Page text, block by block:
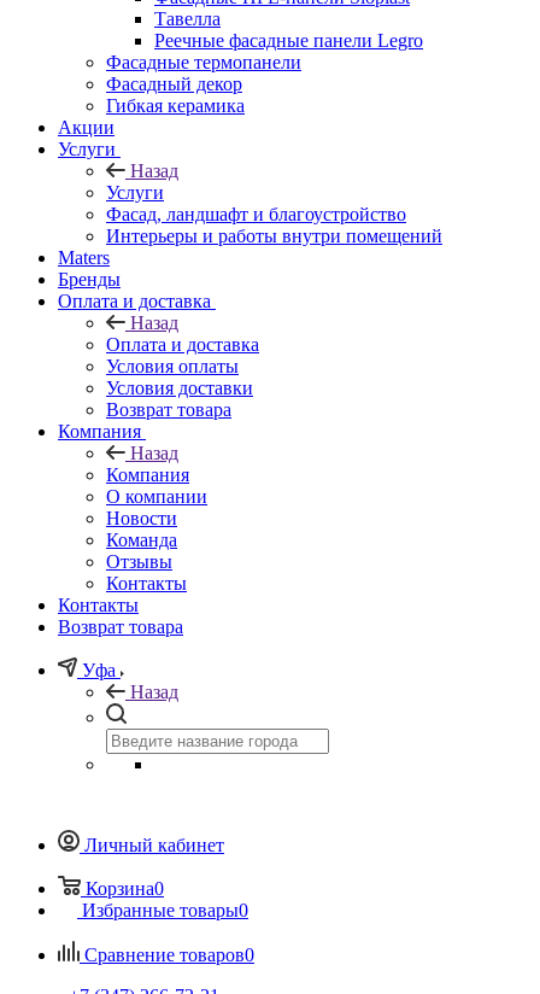
Тавелла
Реечные фасадные панели Legro
Фасадные термопанели
Фасадный декор
Гибкая керамика
Акции
Услуги
Назад
Услуги
Фасад, ландшафт и благоустройство
Интерьеры и работы внутри помещений
Maters
Бренды
Оплата и доставка
Назад
Оплата и доставка
Условия оплаты
Условия доставки
Возврат товара
Компания
Назад
Компания
О компании
Новости
Команда
Отзывы
Контакты
Контакты
Возврат товара
Уфа
Назад
Личный кабинет
Корзина0
Избранные товары0
Сравнение товаров0